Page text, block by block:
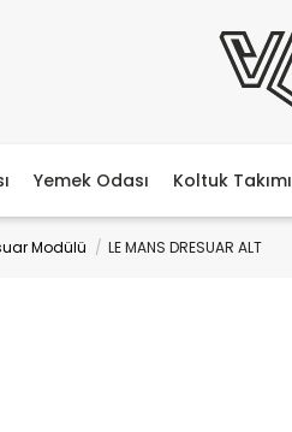
Yemek Odası Koltuk Takımı
Modülü LE MANS DRESUAR ALT